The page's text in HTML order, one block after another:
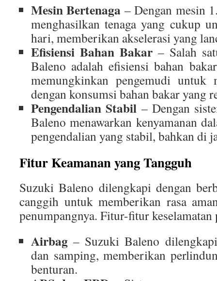
Mesin Bertenaga – Dengan mesin
menghasilkan tenaga yang cukup
hari, memberikan akselerasi yang
Efisiensi Bahan Bakar – Salah
Baleno adalah efisiensi bahan
memungkinkan pengemudi untuk
dengan konsumsi bahan bakar yang
Pengendalian Stabil – Dengan
Baleno menawarkan kenyamanan
pengendalian yang stabil, bahkan di
Fitur Keamanan yang Tangguh
Suzuki Baleno dilengkapi dengan
canggih untuk memberikan rasa
penumpangnya. Fitur-fitur
Airbag – Suzuki Baleno
dan samping, memberikan
benturan.